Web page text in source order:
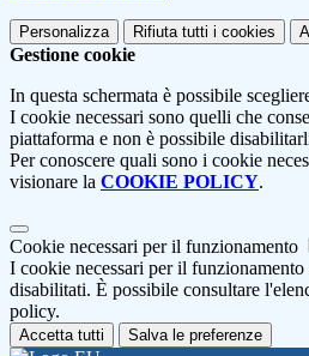
Personalizza Rifiuta tutti i cookies
Gestione cookie
In questa schermata è possibile
I cookie necessari sono quelli che
piattaforma e non è possibile
Per conoscere quali sono i cookie
visionare la COOKIE POLICY.
Cookie necessari per il funzionamento
I cookie necessari per il funzionamento
disabilitati. È possibile consultare
policy.
Accetta tutti Salva le preferenze